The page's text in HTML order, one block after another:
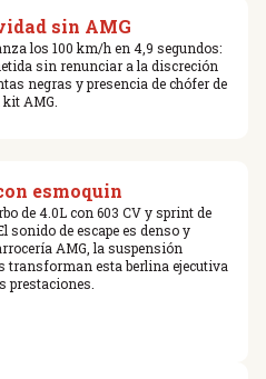
sin AMG
los 100 km/h en 4,9 segundos:
sin renunciar a la discreción
negras y presencia de chófer de
AMG.
esmoquin
de 4.0L con 603 CV y sprint de
sonido de escape es denso y
AMG, la suspensión
transforman esta berlina ejecutiva
prestaciones.